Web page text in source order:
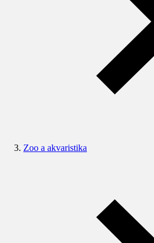
Zoo a akvaristika